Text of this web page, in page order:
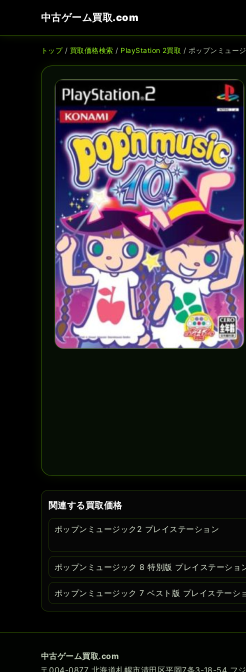
中古ゲーム買取.com
トップ/ 買取価格検索 / PlayStation 2買取 / ポップンミュー
関連する買取価格
ポップンミュージック2 プレイステーション
ポップンミュージック 8 特別版 プレイステーショ
ポップンミュージック 7 ベスト版 プレイステーシ
中古ゲーム買取.com
〒004-0877 北海道札幌市清田区平岡7条3-18-54 フ